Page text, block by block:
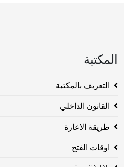
المكتبة
التعريف بالمكتبة
القانون الداخلي
طريقة الاعارة
اوقات الفتح